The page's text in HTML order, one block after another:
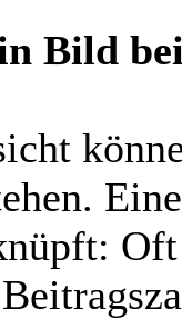
Bild